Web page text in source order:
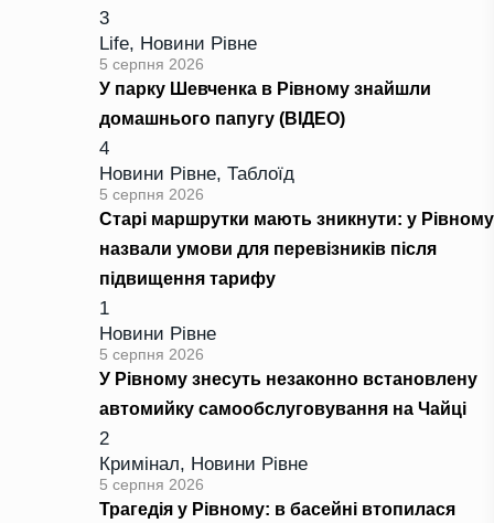
3
Life, Новини Рівне
5 серпня 2026
У парку Шевченка в Рівному знайшли
домашнього папугу (ВІДЕО)
4
Новини Рівне, Таблоїд
5 серпня 2026
Старі маршрутки мають зникнути: у Рівному
назвали умови для перевізників після
підвищення тарифу
1
Новини Рівне
5 серпня 2026
У Рівному знесуть незаконно встановлену
автомийку самообслуговування на Чайці
2
Кримінал, Новини Рівне
5 серпня 2026
Трагедія у Рівному: в басейні втопилася